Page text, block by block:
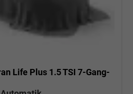
Life Plus 1.5 TSI 7-Gang-